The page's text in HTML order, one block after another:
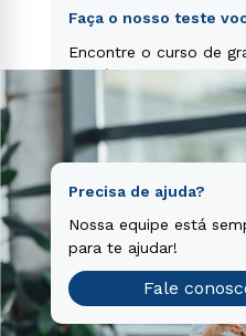
consequuntur magni
Faça o nosso teste
Encontre o curso de
que é o ideal para
Teste
Precisa de ajuda?
Nossa equipe está
para te ajudar!
Fale